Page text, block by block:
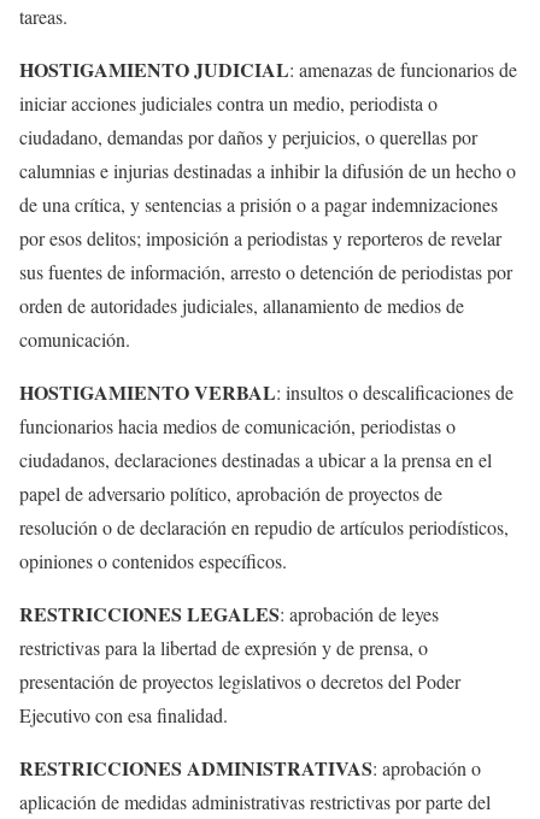
tareas.
HOSTIGAMIENTO JUDICIAL: amenazas de funcionarios de
iniciar acciones judiciales contra un medio, periodista o
ciudadano, demandas por daños y perjuicios, o querellas por
calumnias e injurias destinadas a inhibir la difusión de un hecho o
de una crítica, y sentencias a prisión o a pagar indemnizaciones
por esos delitos; imposición a periodistas y reporteros de revelar
sus fuentes de información, arresto o detención de periodistas por
orden de autoridades judiciales, allanamiento de medios de
comunicación.
HOSTIGAMIENTO VERBAL: insultos o descalificaciones de
funcionarios hacia medios de comunicación, periodistas o
ciudadanos, declaraciones destinadas a ubicar a la prensa en el
papel de adversario político, aprobación de proyectos de
resolución o de declaración en repudio de artículos periodísticos,
opiniones o contenidos específicos.
RESTRICCIONES LEGALES: aprobación de leyes
restrictivas para la libertad de expresión y de prensa, o
presentación de proyectos legislativos o decretos del Poder
Ejecutivo con esa finalidad.
RESTRICCIONES ADMINISTRATIVAS: aprobación o
aplicación de medidas administrativas restrictivas por parte del